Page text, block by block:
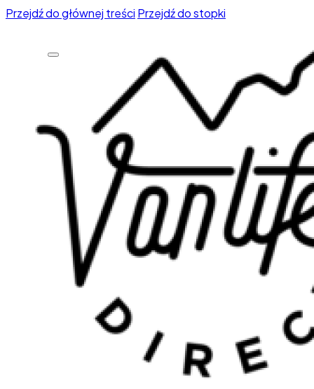
Przejdź do głównej treści Przejdź do stopki